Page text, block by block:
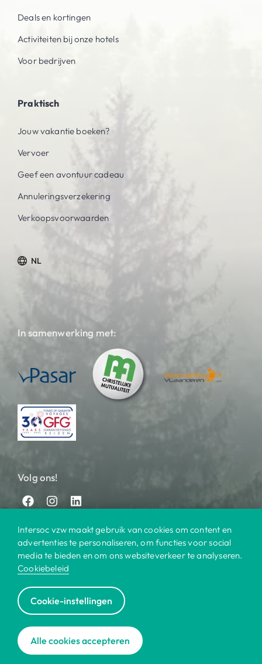
Deals en kortingen
Activiteiten bij onze hotels
Voor bedrijven
Praktisch
Jouw vakantie boeken?
Vervoer
Geef een avontuur cadeau
Annuleringsverzekering
Verkoopsvoorwaarden
NL
In samenwerking met:
Volg ons!
Bestemmingen | Contact
Cookiebeleid | Disclaimer |
Voor bedrijven
Intersoc vzw maakt gebruik van cookies om content en
advertenties te personaliseren, om functies voor social
media te bieden en om ons websiteverkeer te analyseren.
Cookiebeleid
Cookie-instellingen
Alle cookies accepteren